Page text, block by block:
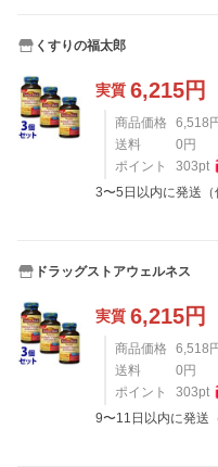
くすりの福太郎
実質 6,215円
商品価格 6,518
送料
0円
ポイント
303pt
3〜5日以内に発送（
ドラッグストアウェルネス
実質 6,215円
商品価格 6,518
送料
0円
ポイント
303pt
9〜11日以内に発送